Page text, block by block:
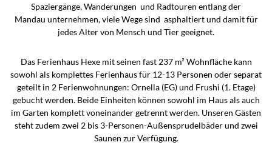
Spaziergänge, Wanderungen und Radtouren entlang der
Mandau unternehmen, viele Wege sind asphaltiert und damit für
jedes Alter von Mensch und Tier geeignet.
Das Ferienhaus Hexe mit seinen fast 237 m² Wohnfläche kann
sowohl als komplettes Ferienhaus für 12-13 Personen oder separat
geteilt in 2 Ferienwohnungen: Ornella (EG) und Frushi (1. Etage)
gebucht werden. Beide Einheiten können sowohl im Haus als auch
im Garten komplett voneinander getrennt werden. Unseren Gästen
steht zudem zwei 2 bis 3-Personen-Außensprudelbäder und zwei
Saunen zur Verfügung.